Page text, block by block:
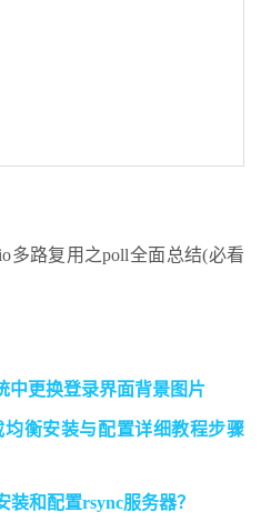
多路复用之poll全面总结(必看
中更换登录界面背景图片
均衡安装与配置详细教程步骤
装和配置rsync服务器？